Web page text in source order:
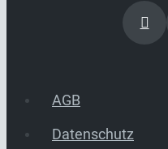
AGB
Datenschutz